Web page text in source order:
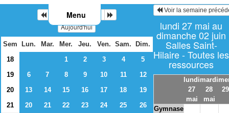
Menu
Mai 2024
Aujourd'hui
Sem Lun. Mar. Mer. Jeu. Ven. Sam. Dim.
18
1 2 3 4
5
19
6 7 8 9 10 11
12
20
13 14 15 16 17 18
19
21
20 21 22 23 24 25
26
Voir la semaine
lundi 27 mai au
dimanche 02 juin
Salles Saint-
Hilaire - Toutes les
ressources
lundi
27
mai
mardi
28
mai
Gymnase